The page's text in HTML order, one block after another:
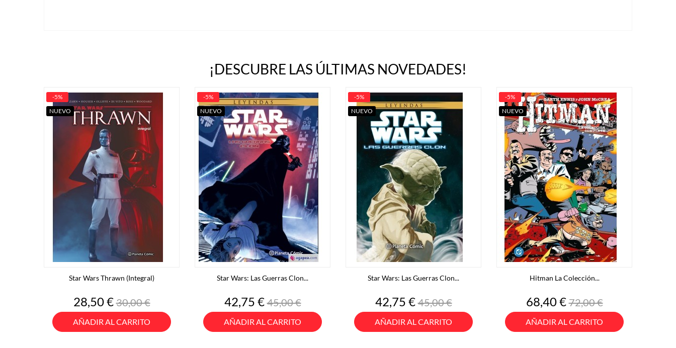
¡DESCUBRE LAS ÚLTIMAS NOVEDADES!
Star Wars Thrawn (Integral)
Precio
28,50 €Precio
base
30,00 €
AÑADIR AL CARRITO
-5%
NUEVO
Star Wars: Las Guerras Clon...
Precio
42,75 €Precio
base
45,00 €
AÑADIR AL CARRITO
-5%
NUEVO
Star Wars: Las Guerras Clon...
Precio
42,75 €Precio
base
45,00 €
AÑADIR AL CARRITO
-5%
NUEVO
Hitman La Colección...
Precio
68,40 €Precio
base
72,00 €
AÑADIR AL CARRITO
-5%
NUEVO